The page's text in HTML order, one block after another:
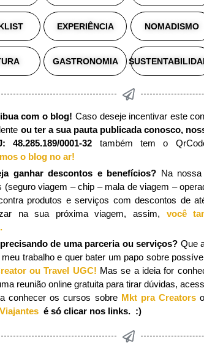
EXPERIÊNCIA
GASTRONOMIA
NOMADISMO
com o blog! Caso deseje incentivar este
ou ter a sua pauta publicada conosco,
48.285.189/0001-32 também tem o
o blog no ar!
ganhar descontos e benefícios? Na
(seguro viagem – chip – mala de viagem –
produtos e serviços com descontos de
na sua próxima viagem, assim, você
de uma parceria ou serviços? Que
trabalho e quer bater um papo sobre
ou Travel UGC! Mas se a ideia for
reunião online gratuita para tirar dúvidas,
conhecer os cursos sobre Mkt pra Creators
é só clicar nos links. :)